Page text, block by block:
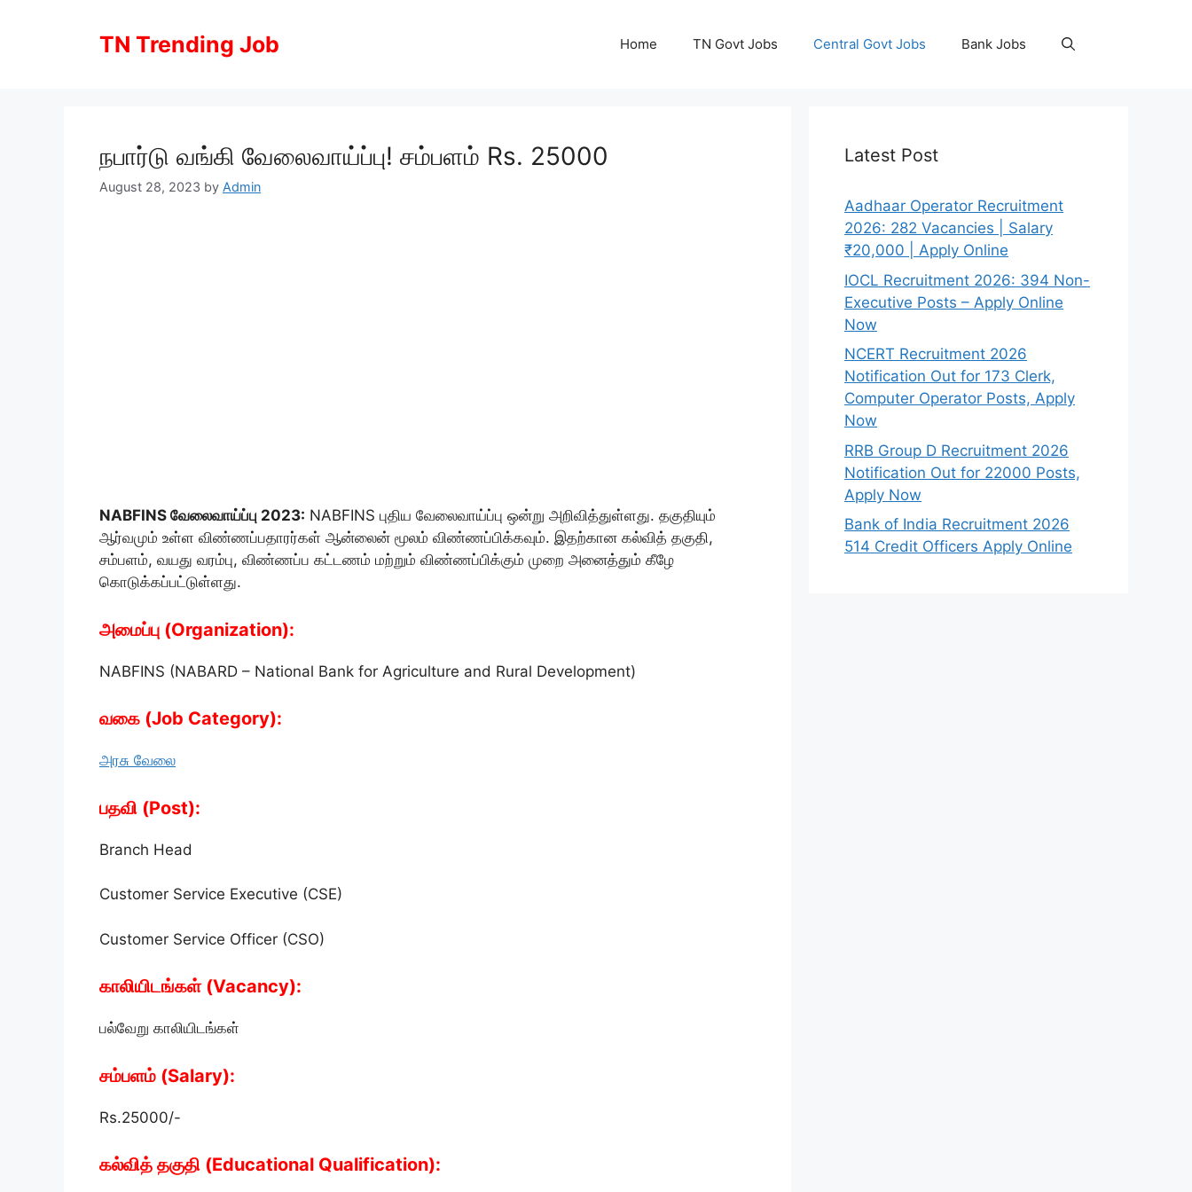
TN Trending Job Home TN Govt Jobs Central Govt Jobs Bank Jobs
நபார்டு வங்கி வேலைவாய்ப்பு! சம்பளம் Rs. 25000
August 28, 2023 by Admin
NABFINS வேலைவாய்ப்பு 2023: NABFINS புதிய வேலைவாய்ப்பு ஒன்று அறிவித்துள்ளது. தகுதியும்
ஆர்வமும் உள்ள விண்ணப்பதாரர்கள் ஆன்லைன் மூலம் விண்ணப்பிக்கவும். இதற்கான கல்வித் தகுதி,
சம்பளம், வயது வரம்பு, விண்ணப்ப கட்டணம் மற்றும் விண்ணப்பிக்கும் முறை அனைத்தும் கீழே
கொடுக்கப்பட்டுள்ளது.
அமைப்பு (Organization):
NABFINS (NABARD – National Bank for Agriculture and Rural Development)
வகை (Job Category):
அரசு வேலை
பதவி (Post):
Branch Head
Customer Service Executive (CSE)
Customer Service Officer (CSO)
காலியிடங்கள் (Vacancy):
பல்வேறு காலியிடங்கள்
சம்பளம் (Salary):
Rs.25000/-
கல்வித் தகுதி (Educational Qualification):
Latest Post
Aadhaar Operator Recruitment
2026: 282 Vacancies | Salary
₹20,000 | Apply Online
IOCL Recruitment 2026: 394 Non-
Executive Posts – Apply Online
Now
NCERT Recruitment 2026
Notification Out for 173 Clerk,
Computer Operator Posts, Apply
Now
RRB Group D Recruitment 2026
Notification Out for 22000 Posts,
Apply Now
Bank of India Recruitment 2026
514 Credit Officers Apply Online